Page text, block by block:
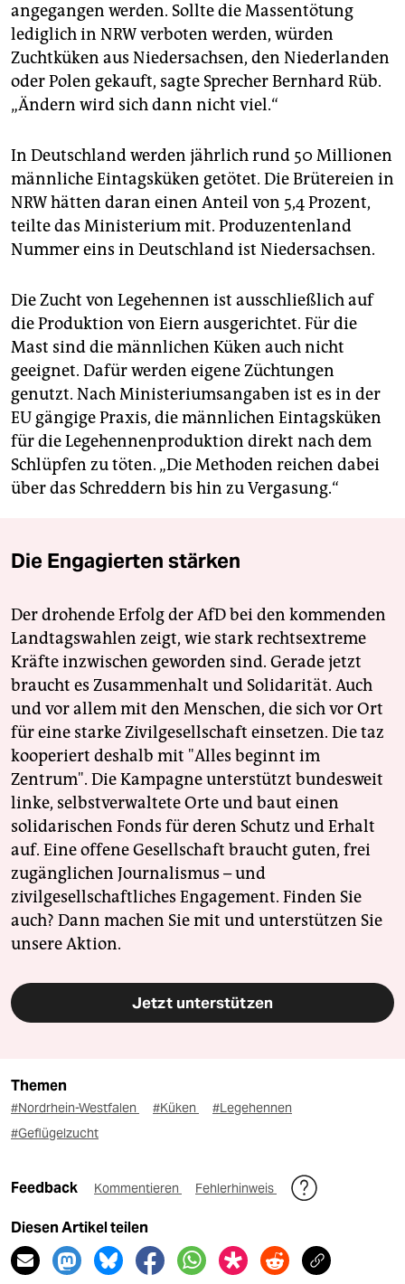
angegangen werden. Sollte die Massentötung
lediglich in NRW verboten werden, würden
Zuchtküken aus Niedersachsen, den Niederlanden
oder Polen gekauft, sagte Sprecher Bernhard Rüb.
„Ändern wird sich dann nicht viel.“
In Deutschland werden jährlich rund 50 Millionen
männliche Eintagsküken getötet. Die Brütereien in
NRW hätten daran einen Anteil von 5,4 Prozent,
teilte das Ministerium mit. Produzentenland
Nummer eins in Deutschland ist Niedersachsen.
Die Zucht von Legehennen ist ausschließlich auf
die Produktion von Eiern ausgerichtet. Für die
Mast sind die männlichen Küken auch nicht
geeignet. Dafür werden eigene Züchtungen
genutzt. Nach Ministeriumsangaben ist es in der
EU gängige Praxis, die männlichen Eintagsküken
für die Legehennenproduktion direkt nach dem
Schlüpfen zu töten. „Die Methoden reichen dabei
über das Schreddern bis hin zu Vergasung.“
Die Engagierten stärken
Der drohende Erfolg der AfD bei den kommenden
Landtagswahlen zeigt, wie stark rechtsextreme
Kräfte inzwischen geworden sind. Gerade jetzt
braucht es Zusammenhalt und Solidarität. Auch
und vor allem mit den Menschen, die sich vor Ort
für eine starke Zivilgesellschaft einsetzen. Die taz
kooperiert deshalb mit "Alles beginnt im
Zentrum". Die Kampagne unterstützt bundesweit
linke, selbstverwaltete Orte und baut einen
solidarischen Fonds für deren Schutz und Erhalt
auf. Eine offene Gesellschaft braucht guten, frei
zugänglichen Journalismus – und
zivilgesellschaftliches Engagement. Finden Sie
auch? Dann machen Sie mit und unterstützen Sie
unsere Aktion.
Jetzt unterstützen
Themen
#Nordrhein-Westfalen #Küken
#Legehennen
#Geflügelzucht
Feedback Kommentieren Fehlerhinweis
Diesen Artikel teilen